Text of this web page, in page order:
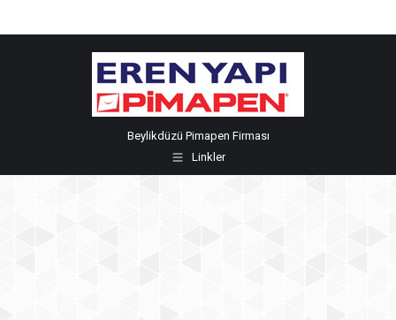
Beylikdüzü Pimapen Firması
Linkler